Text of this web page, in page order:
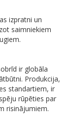
izpratni un
saimniekiem
ir globāla
Produkcija,
standartiem, ir
rūpēties par
risinājumiem.